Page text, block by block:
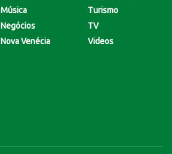
Música
Negócios
Nova Venécia
Turismo
TV
Videos